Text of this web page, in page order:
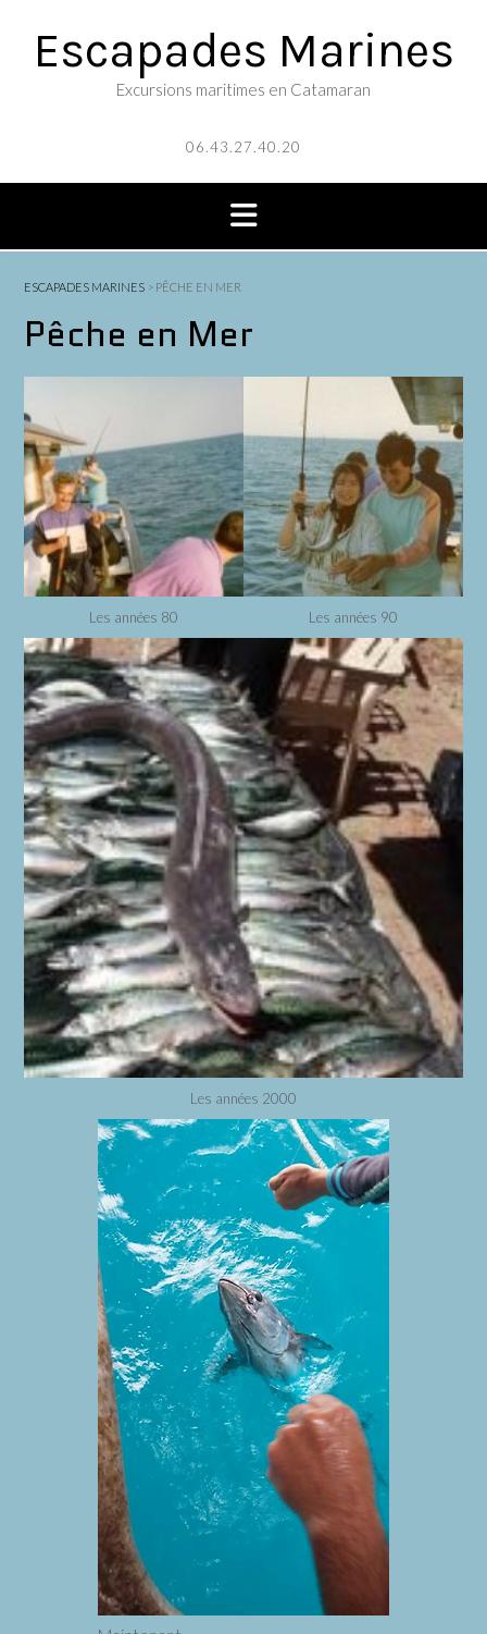
contentEscapades Marines
Excursions maritimes en Catamaran
06.43.27.40.20
ESCAPADES MARINES > PÊCHE EN MER
Pêche en Mer
Les années 80 Les années 90
Les années 2000